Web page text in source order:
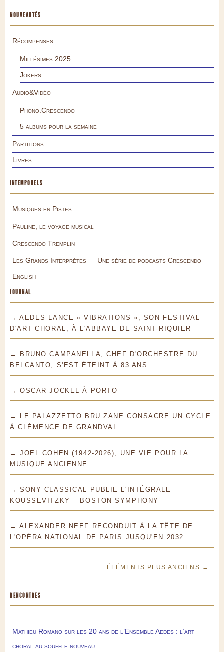
NOUVEAUTÉS
Récompenses
Millésimes 2025
Jokers
Audio&Vidéo
Phono.Crescendo
5 albums pour la semaine
Partitions
Livres
INTEMPORELS
Musiques en Pistes
Pauline, le voyage musical
Crescendo Tremplin
Les Grands Interprètes — Une série de podcasts Crescendo
English
JOURNAL
→ AEDES LANCE « VIBRATIONS », SON FESTIVAL
D'ART CHORAL, À L'ABBAYE DE SAINT-RIQUIER
→ BRUNO CAMPANELLA, CHEF D'ORCHESTRE DU
BELCANTO, S'EST ÉTEINT À 83 ANS
→ OSCAR JOCKEL À PORTO
→ LE PALAZZETTO BRU ZANE CONSACRE UN CYCLE
À CLÉMENCE DE GRANDVAL
→ JOEL COHEN (1942-2026), UNE VIE POUR LA
MUSIQUE ANCIENNE
→ SONY CLASSICAL PUBLIE L'INTÉGRALE
KOUSSEVITZKY – BOSTON SYMPHONY
→ ALEXANDER NEEF RECONDUIT À LA TÊTE DE
L'OPÉRA NATIONAL DE PARIS JUSQU'EN 2032
ÉLÉMENTS PLUS ANCIENS →
RENCONTRES
Mathieu Romano sur les 20 ans de l’Ensemble Aedes : l’art
choral au souffle nouveau